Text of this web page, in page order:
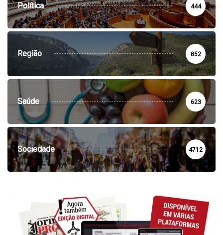
Política 444
Região 852
Saúde 623
Sociedade 4712